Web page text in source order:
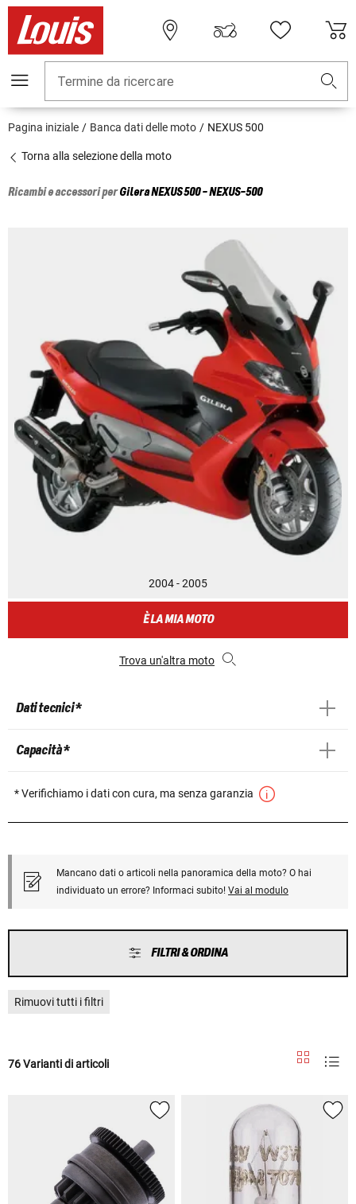
Termine da ricercare
Pagina iniziale Banca dati delle moto NEXUS 500
Torna alla selezione della moto
Ricambi e accessori perGileraNEXUS 500 - NEXUS-500
2004 - 2005
È LA MIA MOTO
Trova un'altra moto
Dati tecnici *
Capacità *
* Verifichiamo i dati con cura, ma senza garanzia
Mancano dati o articoli nella panoramica della moto? O hai
individuato un errore? Informaci subito! Vai al modulo
FILTRI & ORDINA
Rimuovi tutti i filtri
76 Varianti di articoli